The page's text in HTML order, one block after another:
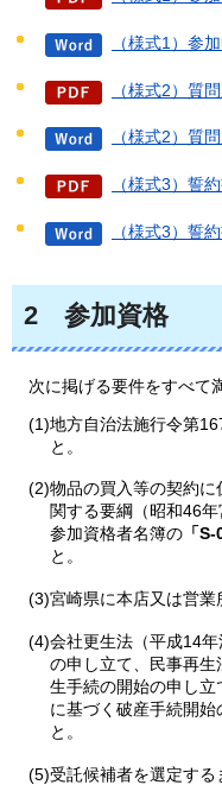
（様式1）参
（様式2）質
（様式2）質
（様式3）誓
（様式3）誓
2 参加資格
次に掲げる要件をすべて
(1)地方自治法施行令第
と。
(2)物品の買入等の契約
関する要綱（昭和46
参加資格者名簿の 「
と。
(3)宮崎県に本店又は営業
(4)会社更生法（平成14
の申し立て、民事再
生手続の開始の申し立
に基づく破産手続開始
と。
(5)受託候補者を選定す